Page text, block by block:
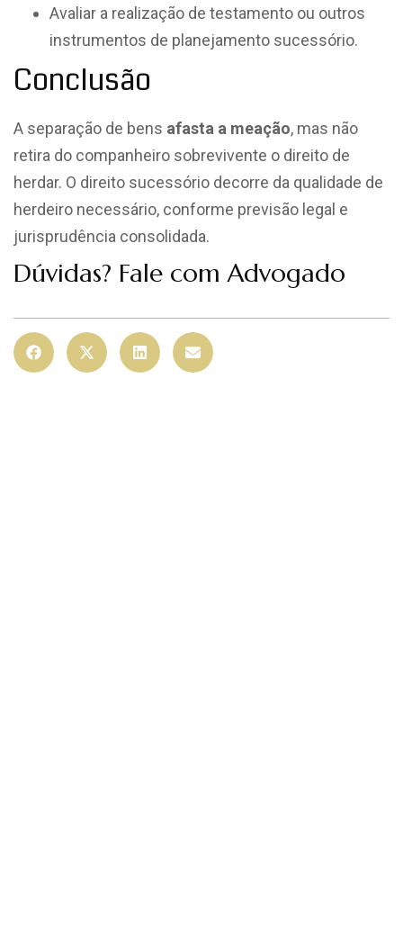
Avaliar a realização de testamento ou outros
instrumentos de planejamento sucessório.
Conclusão
A separação de bens afasta a meação, mas não
retira do companheiro sobrevivente o direito de
herdar. O direito sucessório decorre da qualidade de
herdeiro necessário, conforme previsão legal e
jurisprudência consolidada.
Dúvidas? Fale com Advogado